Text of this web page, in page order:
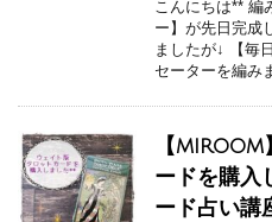
こんにちは** 編
ー】が先日完
ましたが↓ 【毎
セーターを編み
【miroom
ードを購入
ード占い講